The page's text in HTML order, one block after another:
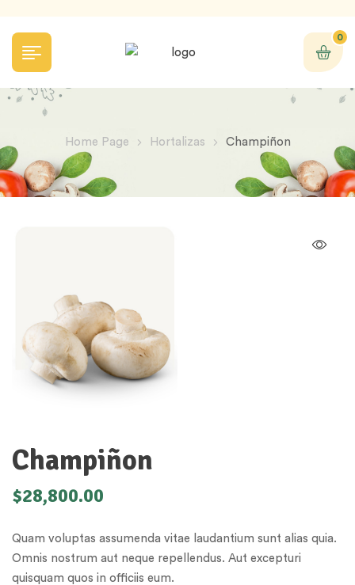
0
Home Page Hortalizas Champiñon
Champiñon
$28,800.00
Quam voluptas assumenda vitae laudantium sunt alias quia.
Omnis nostrum aut neque repellendus. Aut excepturi
quisquam quos in officiis eum.